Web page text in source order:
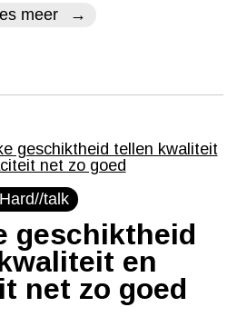
meer
Hard//talk
geschiktheid
en
net zo goed